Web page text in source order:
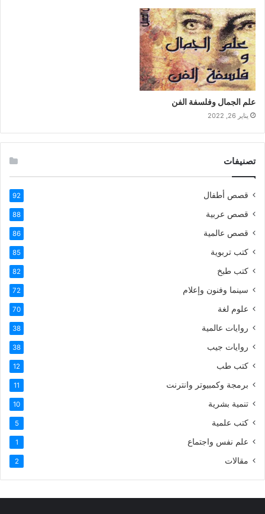
علم الجمال وفلسفة الفن
يناير 26, 2022
تصنيفات
قصص أطفال 92
قصص عربية 88
قصص عالمية 86
كتب تربوية 85
كتب طبخ 82
سينما وفنون وإعلام 72
علوم لغة 70
روايات عالمية 38
روايات جيب 38
كتب طب 12
برمجة وكمبيوتر وانترنت 11
تنمية بشرية 10
كتب علمية 5
علم نفس واجتماع 1
مقالات 2